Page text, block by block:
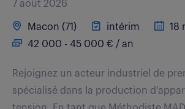
7 août 2026
Macon (71) intérim
18
42 000 - 45 000 € / an
Rejoignez un acteur industriel de
spécialisé dans la production